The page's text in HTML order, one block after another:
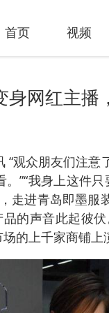
首页 视频
网红主播
观众朋友们注意
”“我身上这件
走进青岛即墨服
品的声音此起彼
的上千家商铺上